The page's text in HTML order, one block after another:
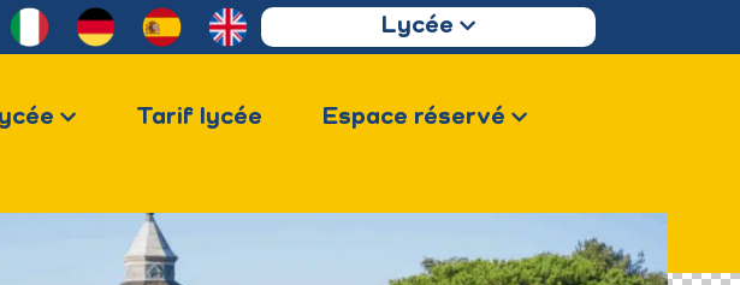
Lycée
Tarif lycée Espace réservé